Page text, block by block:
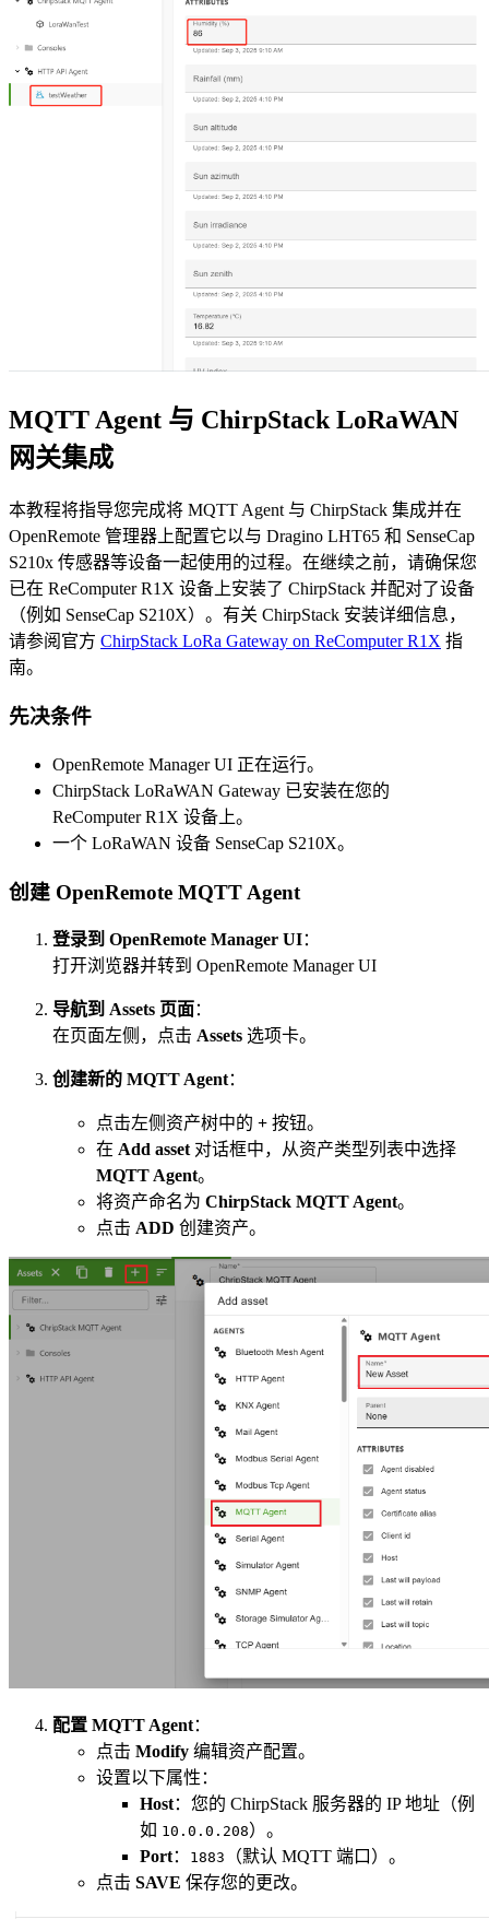
MQTT Agent 与 ChirpStack LoRaWAN
网关集成
本教程将指导您完成将 MQTT Agent 与 ChirpStack 集成并在
OpenRemote 管理器上配置它以与 Dragino LHT65 和 SenseCap
S210x 传感器等设备一起使用的过程。在继续之前，请确保您
已在 ReComputer R1X 设备上安装了 ChirpStack 并配对了设备
（例如 SenseCap S210X）。有关 ChirpStack 安装详细信息，
请参阅官方 ChirpStack LoRa Gateway on ReComputer R1X 指
南。
先决条件
OpenRemote Manager UI 正在运行。
ChirpStack LoRaWAN Gateway 已安装在您的
ReComputer R1X 设备上。
一个 LoRaWAN 设备 SenseCap S210X。
创建 OpenRemote MQTT Agent
登录到 OpenRemote Manager UI：
打开浏览器并转到 OpenRemote Manager UI
导航到 Assets 页面：
在页面左侧，点击 Assets 选项卡。
创建新的 MQTT Agent：
点击左侧资产树中的 + 按钮。
在 Add asset 对话框中，从资产类型列表中选择
MQTT Agent。
将资产命名为 ChirpStack MQTT Agent。
点击 ADD 创建资产。
配置 MQTT Agent：
点击 Modify 编辑资产配置。
设置以下属性：
Host：您的 ChirpStack 服务器的 IP 地址（例
如 10.0.0.208）。
Port： 1883
（默认 MQTT 端口）。
点击 SAVE 保存您的更改。